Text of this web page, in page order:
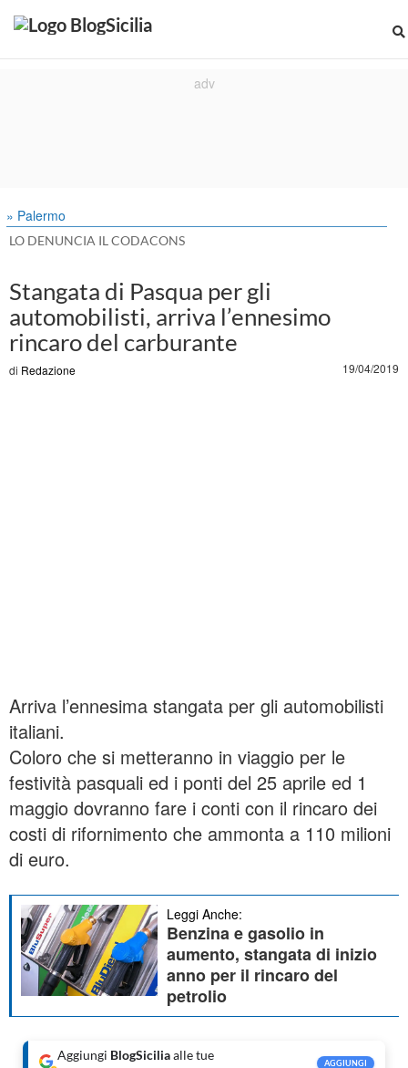
» Palermo
LO DENUNCIA IL CODACONS
Stangata di Pasqua per gli
automobilisti, arriva l’ennesimo
rincaro del carburante
di Redazione 19/04/2019
Arriva l’ennesima stangata per gli automobilisti
italiani.
Coloro che si metteranno in viaggio per le
festività pasquali ed i ponti del 25 aprile ed 1
maggio dovranno fare i conti con il rincaro dei
costi di rifornimento che ammonta a 110 milioni
di euro.
Leggi Anche:
Benzina e gasolio in
aumento, stangata di inizio
anno per il rincaro del
petrolio
Aggiungi BlogSiciliaalle tue
AGGIUNGI